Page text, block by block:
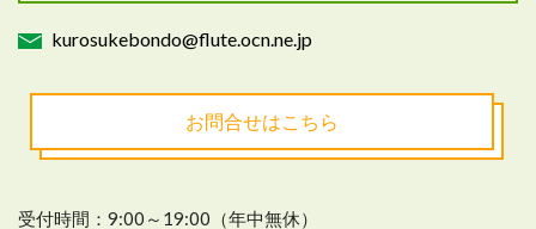
kurosukebondo@flute.ocn.ne.jp
お問合せはこちら
受付時間：9:00～19:00（年中無休）